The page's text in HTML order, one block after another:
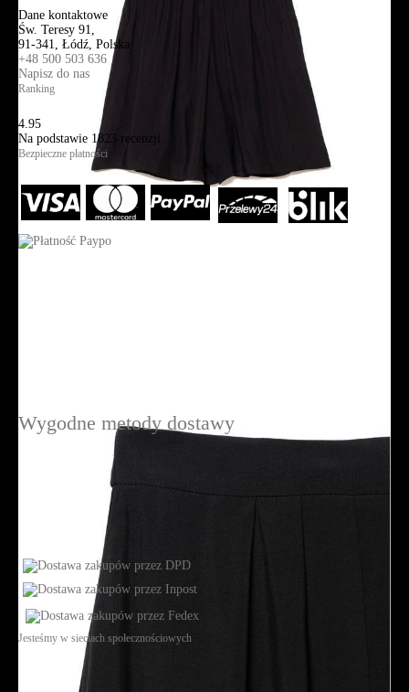
Dane kontaktowe
Św. Teresy 91,
91-341, Łódź, Polska
+48 500 503 636
Napisz do nas
Ranking
4.95
Na podstawie 1823 recenzji
Bezpieczne płatności
Wygodne metody dostawy
Jesteśmy w sieciach społecznościowych